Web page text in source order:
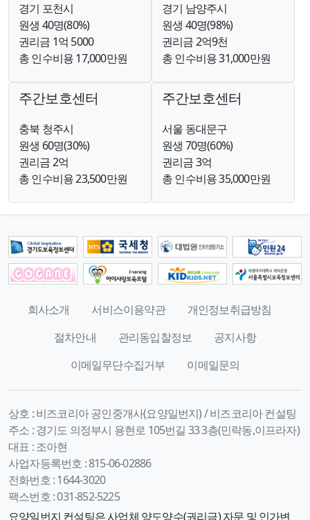
경기 포천시
원생 40명(80%)
권리금 1억 5000
총 인수비용 17,000만원
경기 남양주시
원생 40명(98%)
권리금 2억9천
총 인수비용 31,000만원
주간보호센터
충북 청주시
원생 60명(30%)
권리금 2억
총 인수비용 23,500만원
주간보호센터
서울 동대문구
원생 70명(60%)
권리금 3억
총 인수비용 35,000만원
회사소개 서비스이용약관
개인정보취급방침
절차안내
관리동입찰정보
공지사항
이메일무단수집거부
이메일문의
상호 :비즈코리아 공인중개사(요양일번지) / 비즈코리아 컨설팅
주소 :경기도 의정부시 용현로 105번길 33 3층(민락동,이프라자)
대표 :조아현
사업자등록번호 :815-06-02886
전화번호 :1644-3020
팩스번호 :031-852-5225
요양일번지 컨설팅은 사업체 양도양수(권리금) 자문 및 인가변